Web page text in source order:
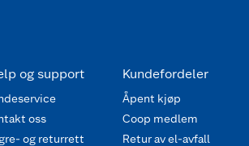
og support
oss
og returrett
Kundefordeler
Åpent kjøp
Coop medlem
Retur av el-avfall